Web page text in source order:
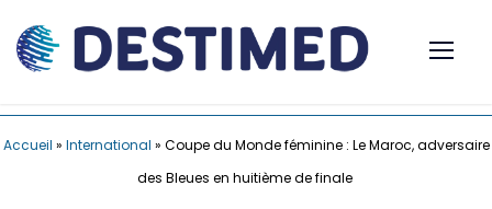
Accueil » International » Coupe du Monde féminine : Le Maroc, adversaire
des Bleues en huitième de finale